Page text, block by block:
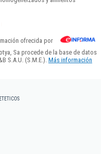
ofrecida por
Sa procede de la base de datos
S.A.U. (S.M.E.). Más información